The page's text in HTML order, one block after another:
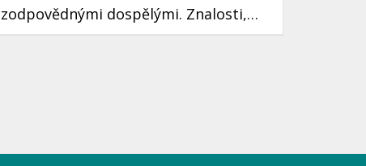
zodpovědnými dospělými. Znalosti,
které si osvojí, jim mohou sloužit po